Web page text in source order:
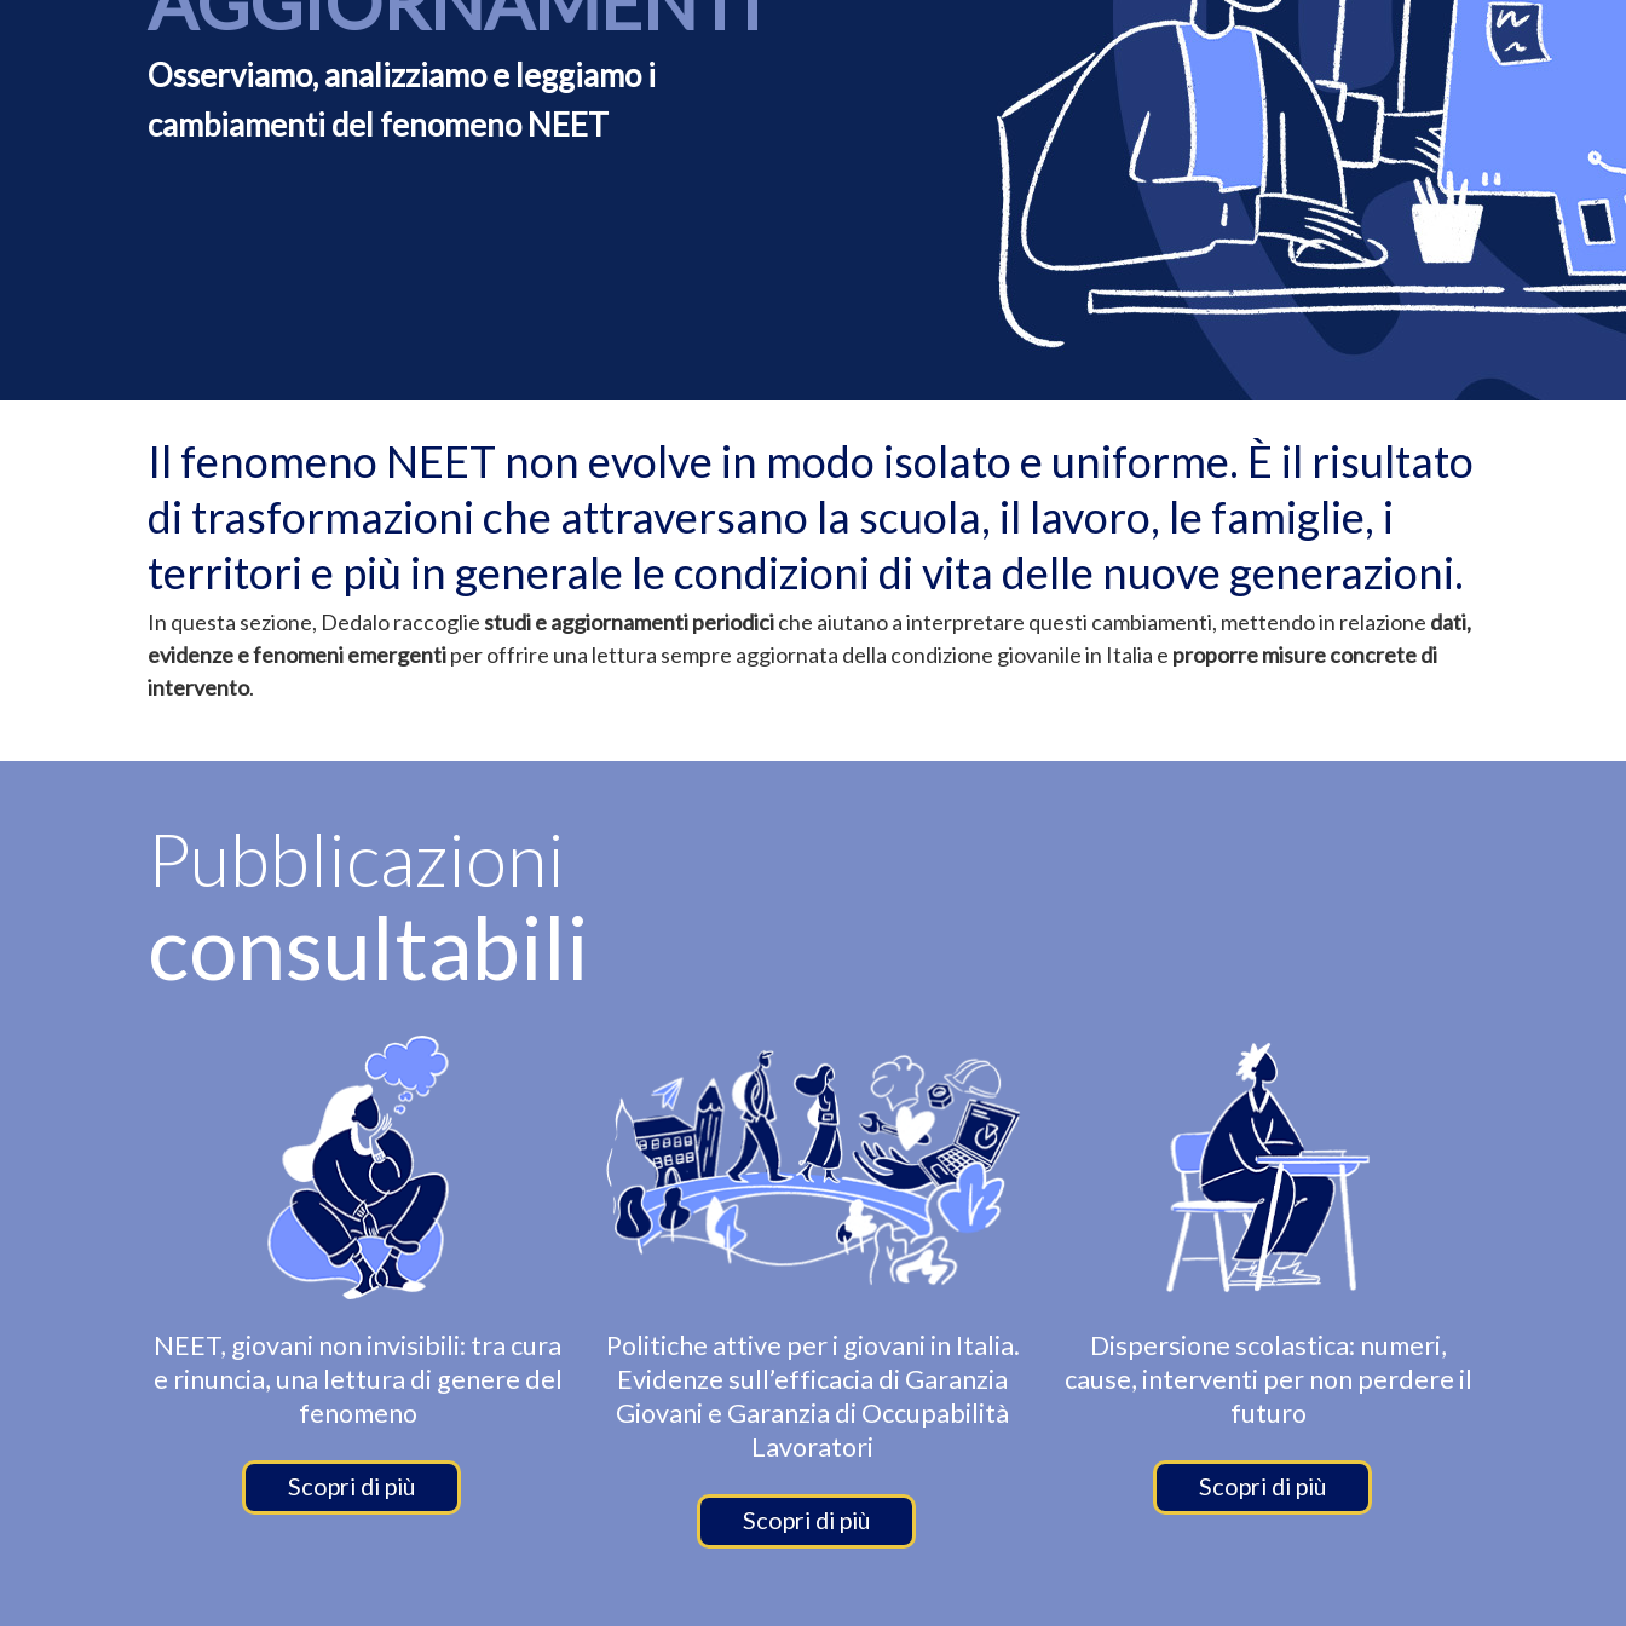
o
b
t
Osserviamo, analizziamo e leggiamo i
cambiamenti del fenomeno NEET
Il fenomeno NEET non evolve in modo isolato e uniforme. È il risultato
di trasformazioni che attraversano la scuola, il lavoro, le famiglie, i
territori e più in generale le condizioni di vita delle nuove generazioni.
In questa sezione, Dedalo raccogliestudi e aggiornamenti periodiciche aiutano a interpretare questi cambiamenti, mettendo in relazione dati,
evidenze e fenomeni emergentiper offrire una lettura sempre aggiornata della condizione giovanile in Italia e proporre misure concrete di
intervento.
Pubblicazioni
consultabili
NEET, giovani non invisibili: tra cura
e rinuncia, una lettura di genere del
fenomeno
Scopri di più
Politiche attive per i giovani in Italia.
Evidenze sull’efficacia di Garanzia
Giovani e Garanzia di Occupabilità
Lavoratori
Scopri di più
Dispersione scolastica: numeri,
cause, interventi per non perdere il
futuro
Scopri di più